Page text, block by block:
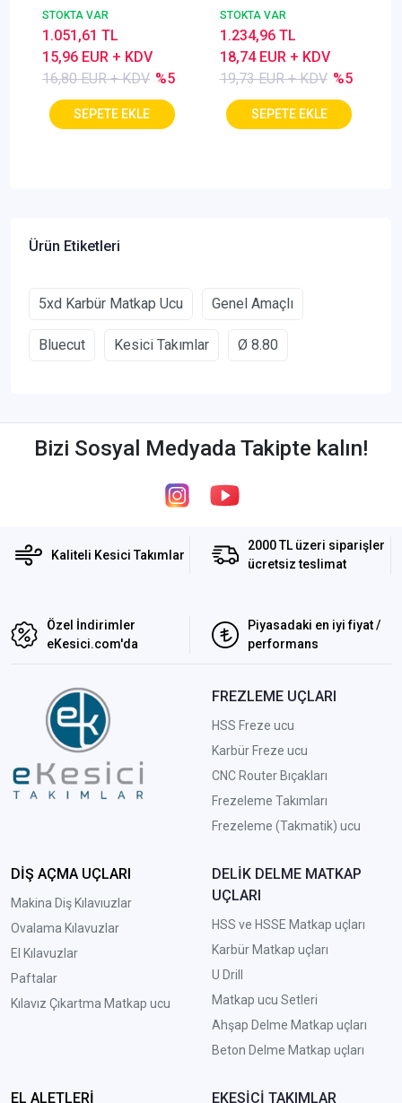
Freze, Parmak freze
ucu Z=4,TiSiN
Kaplamalı
STOKTA VAR
16,80 EUR + KDV %5
15,96 EUR + KDV
1.051,61 TL
ucu, Z=3, Kaplamalı,
30°
STOKTA VAR
19,73 EUR + KDV %5
18,74 EUR + KDV
1.234,96 TL
Ürün Etiketleri
5xd Karbür Matkap Ucu Genel Amaçlı
Bluecut Kesici Takımlar Ø 8.80
Bizi Sosyal Medyada Takipte kalın!
Kaliteli Kesici Takımlar
2000 TL üzeri siparişler
ücretsiz teslimat
Özel İndirimler
eKesici.com'da
Piyasadaki en iyi fiyat /
performans
FREZLEME UÇLARI
HSS Freze ucu
Karbür Freze ucu
CNC Router Bıçakları
Frezeleme Takımları
Frezeleme (Takmatik) ucu
DİŞ AÇMA UÇLARI
Makina Diş Kılavıuzlar
Ovalama Kılavuzlar
El Kılavuzlar
Paftalar
Kılavız Çıkartma Matkap ucu
DELİK DELME MATKAP
UÇLARI
HSS ve HSSE Matkap uçları
Karbür Matkap uçları
U Drill
Matkap ucu Setleri
Ahşap Delme Matkap uçları
Beton Delme Matkap uçları
EL ALETLERİ EKESİCİ TAKIMLAR